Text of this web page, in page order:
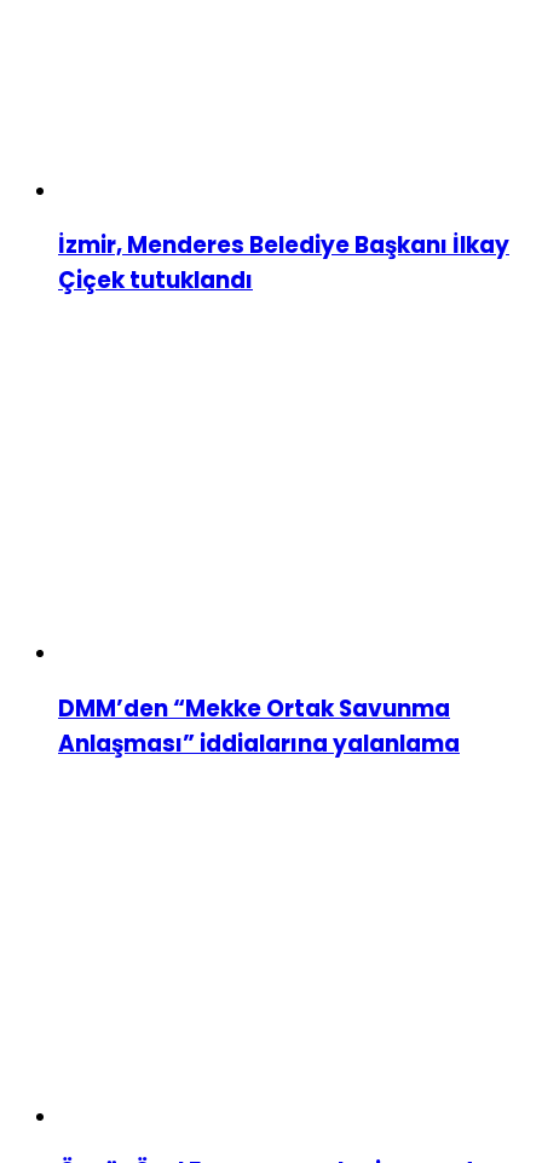
İzmir, Menderes Belediye Başkanı İlkay
Çiçek tutuklandı
DMM’den “Mekke Ortak Savunma
Anlaşması” iddialarına yalanlama